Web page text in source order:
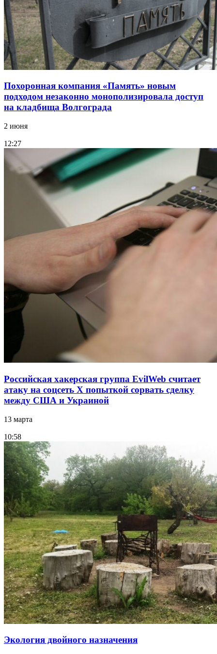
Похоронная компания «Память» новым
подходом незаконно монополизировала доступ
на кладбища Волгограда
2 июня
12:27
Российская хакерская группа EvilWeb считает
атаку на соцсеть Х попыткой сорвать сделку
между США и Украиной
13 марта
10:58
Экология двойного назначения